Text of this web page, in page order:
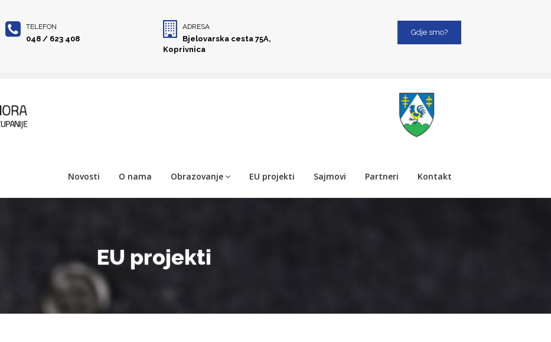
TELEFON
048 / 623 408
ADRESA
Bjelovarska cesta 75A,
Koprivnica
Gdje smo?
Novosti O nama Obrazovanje EU projekti Sajmovi Partneri Kontakt
EU projekti